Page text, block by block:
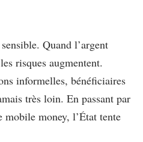
Quand l’argent
risques augmentent.
informelles, bénéficiaires
très loin. En passant par
mobile money, l’État tente